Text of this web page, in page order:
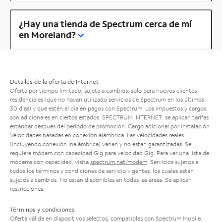
¿Hay una tienda de Spectrum cerca de mí
en Moreland?
Detalles de la oferta de Internet
Oferta por tiempo limitado; sujeta a cambios; solo para nuevos clientes
residenciales (que no hayan utilizado servicios de Spectrum en los últimos
30 días) y que estén al día en pagos con Spectrum. Los impuestos y cargos
son adicionales en ciertos estados. SPECTRUM INTERNET: se aplican tarifas
estándar después del período de promoción. Cargo adicional por instalación.
Velocidades basadas en conexión alámbrica. Las velocidades reales
(incluyendo conexión inalámbrica) varían y no están garantizadas. Se
requiere módem con capacidad Gig para velocidad Gig. Para ver una lista de
módems con capacidad, visita spectrum.net/modem . Servicios sujetos a
todos los términos y condiciones de servicio vigentes, los cuales están
sujetos a cambios. No están disponibles en todas las áreas. Se aplican
restricciones.
Términos y condiciones
Oferta válida en dispositivos selectos, compatibles con Spectrum Mobile.